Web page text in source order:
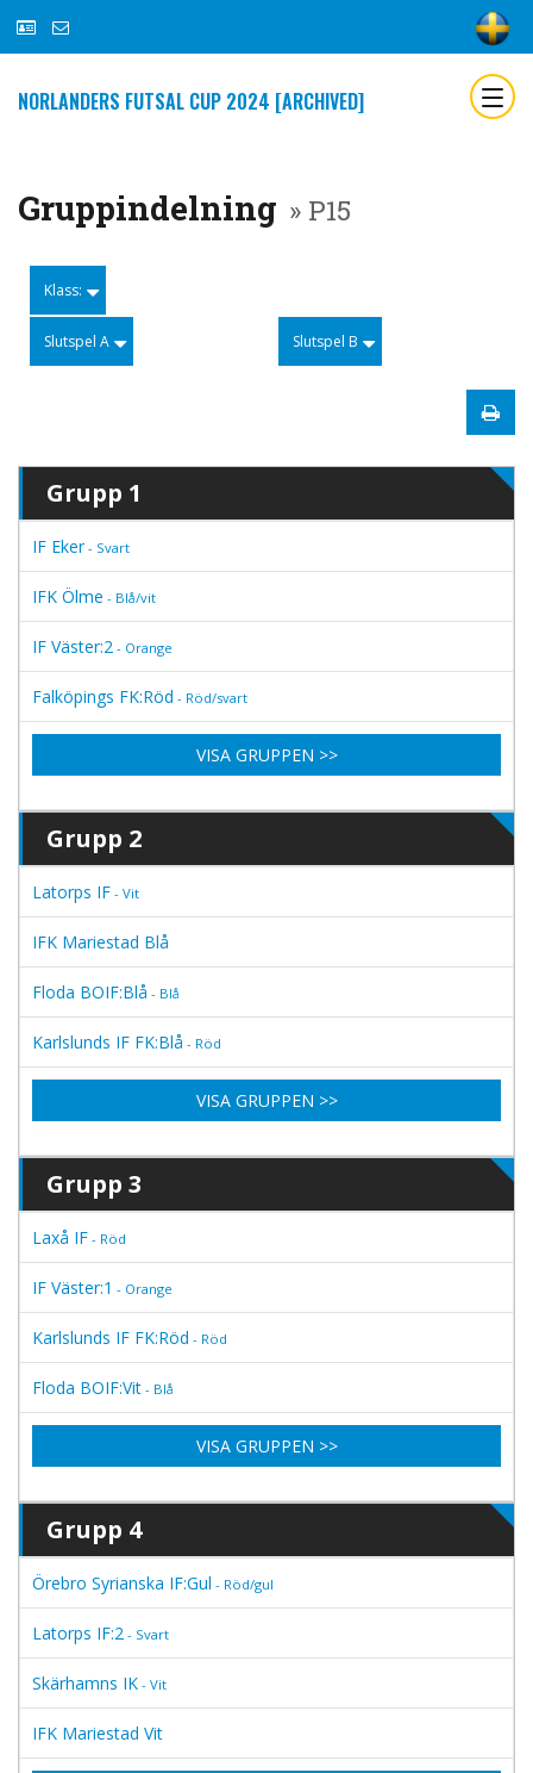
NORLANDERS FUTSAL CUP 2024 [ARCHIVED]
Gruppindelning » P15
Klass:
Slutspel A Slutspel B
Grupp 1
IF Eker- Svart
IFK Ölme - Blå/vit
IF Väster:2 - Orange
Falköpings FK:Röd - Röd/svart
VISA GRUPPEN >>
Grupp 2
Latorps IF - Vit
IFK Mariestad Blå
Floda BOIF:Blå - Blå
Karlslunds IF FK:Blå - Röd
VISA GRUPPEN >>
Grupp 3
Laxå IF - Röd
IF Väster:1 - Orange
Karlslunds IF FK:Röd - Röd
Floda BOIF:Vit - Blå
VISA GRUPPEN >>
Grupp 4
Örebro Syrianska IF:Gul - Röd/gul
Latorps IF:2 - Svart
Skärhamns IK - Vit
IFK Mariestad Vit